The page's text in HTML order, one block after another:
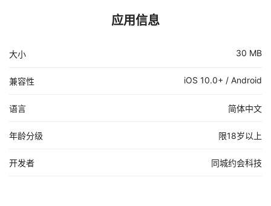
应用信息
大小 30 MB
兼容性 iOS 10.0+ / Android
语言 简体中文
年龄分级 限18岁以上
开发者 同城约会科技